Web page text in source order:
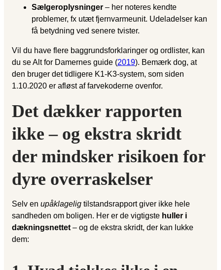
Sælgeroplysninger – her noteres kendte
problemer, fx utæt fjernvarmeunit. Udeladelser kan
få betydning ved senere tvister.
Vil du have flere baggrunds­forklaringer og ordlister, kan
du se Alt for Damernes guide (2019). Bemærk dog, at
den bruger det tidligere K1-K3-system, som siden
1.10.2020 er afløst af farvekoderne ovenfor.
Det dækker rapporten
ikke – og ekstra skridt
der mindsker risikoen for
dyre overraskelser
Selv en upåklagelig tilstandsrapport giver ikke hele
sandheden om boligen. Her er de vigtigste huller i
dækningsnettet – og de ekstra skridt, der kan lukke
dem: